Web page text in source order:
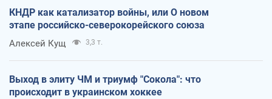
КНДР как катализатор войны, или О новом
этапе российско-северокорейского союза
Алексей Кущ 3,3 т.
Выход в элиту ЧМ и триумф "Сокола": что
происходит в украинском хоккее